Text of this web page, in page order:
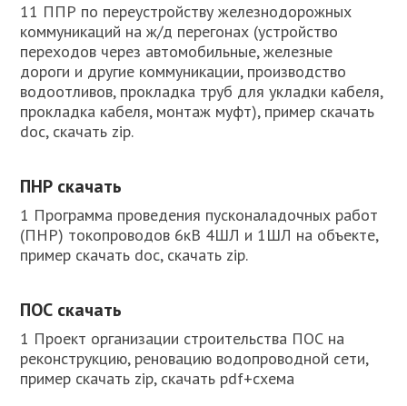
11 ППР по переустройству железнодорожных
коммуникаций на ж/д перегонах (устройство
переходов через автомобильные, железные
дороги и другие коммуникации, производство
водоотливов, прокладка труб для укладки кабеля,
прокладка кабеля, монтаж муфт), пример скачать
doc, скачать zip.
ПНР скачать
1 Программа проведения пусконаладочных работ
(ПНР) токопроводов 6кВ 4ШЛ и 1ШЛ на объекте,
пример скачать doc, скачать zip.
ПОС скачать
1 Проект организации строительства ПОС на
реконструкцию, реновацию водопроводной сети,
пример скачать zip, скачать pdf+схема